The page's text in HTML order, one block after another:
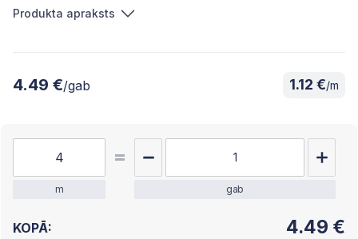
Produkta apraksts
4.49 €/gab 1.12 €/m
m gab
KOPĀ: 4.49 €